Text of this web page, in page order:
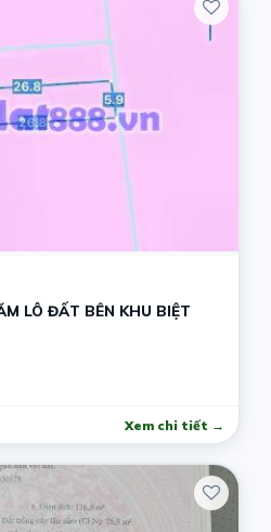
LÔ ĐẤT BÊN KHU BIỆT
Xem chi tiết →